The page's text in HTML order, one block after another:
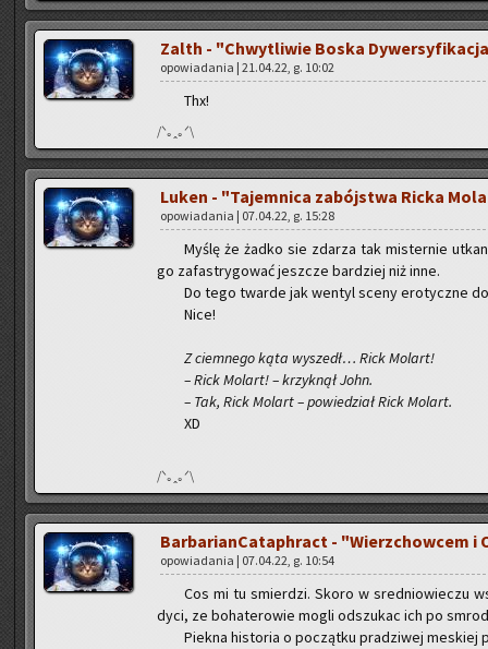
Zalth - "Chwy­tli­wie Boska
opo­wia­da­nia | 21.04.22, g. 10:02
Thx!
/ᐠ｡ꞈ｡ᐟ\
Luken - "Ta­jem­ni­ca za­bój­stwa Ricka
opo­wia­da­nia | 07.04.22, g. 15:28
Myślę że żadko sie zda­rza tak mi­ster­nie
go za­fa­stry­go­wać jesz­cze bar­dziej niż inne.
Do tego twar­de jak wen­tyl sceny ero­tycz­ne
Nice!
Z ciem­ne­go kąta wy­szedł… Rick Mo­lart!
– Rick Mo­lart! – krzyk­nął John.
– Tak, Rick Mo­lart – po­wie­dział Rick Mo­lart.
XD
/ᐠ｡ꞈ｡ᐟ\
Bar­ba­rian­Ca­ta­ph­ract - "Wierz­chow­cem i
opo­wia­da­nia | 07.04.22, g. 10:54
Cos mi tu smier­dzi. Skoro w sre­dnio­wie­czu
dy­ci, ze bo­ha­te­ro­wie mogli od­szu­kac ich po
Piek­na hi­sto­ria o po­cząt­ku pra­dzi­wej me­skiej